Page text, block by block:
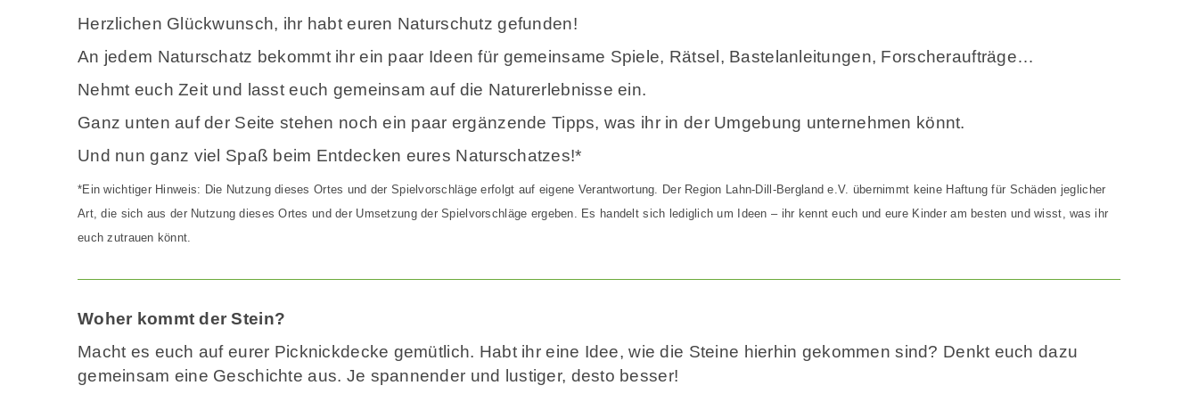
Herzlichen Glückwunsch, ihr habt euren Naturschutz gefunden!
An jedem Naturschatz bekommt ihr ein paar Ideen für gemeinsame Spiele, Rätsel, Bastelanleitungen, Forscheraufträge…
Nehmt euch Zeit und lasst euch gemeinsam auf die Naturerlebnisse ein.
Ganz unten auf der Seite stehen noch ein paar ergänzende Tipps, was ihr in der Umgebung unternehmen könnt.
Und nun ganz viel Spaß beim Entdecken eures Naturschatzes!*
*Ein wichtiger Hinweis: Die Nutzung dieses Ortes und der Spielvorschläge erfolgt auf eigene Verantwortung. Der Region Lahn-Dill-Bergland e.V. übernimmt keine Haftung für Schäden jeglicher
Art, die sich aus der Nutzung dieses Ortes und der Umsetzung der Spielvorschläge ergeben. Es handelt sich lediglich um Ideen – ihr kennt euch und eure Kinder am besten und wisst, was ihr
euch zutrauen könnt.
Woher kommt der Stein?
Macht es euch auf eurer Picknickdecke gemütlich. Habt ihr eine Idee, wie die Steine hierhin gekommen sind? Denkt euch dazu
gemeinsam eine Geschichte aus. Je spannender und lustiger, desto besser!